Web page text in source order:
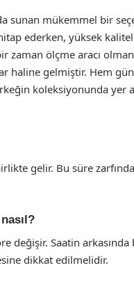
sunan mükemmel bir
ederken, yüksek
zaman ölçme aracı
haline gelmiştir. Hem
koleksiyonunda yer
gelir. Bu süre
değişir. Saatin
dikkat edilmelidir.